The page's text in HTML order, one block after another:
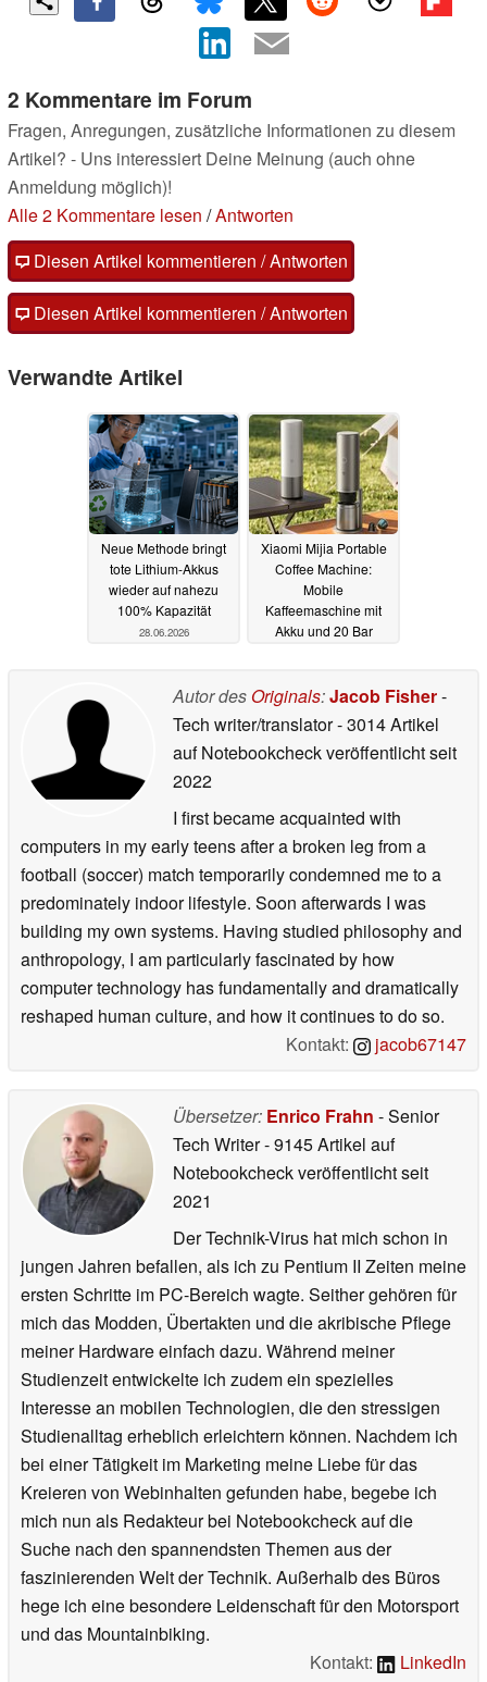
2 Kommentare im Forum
Fragen, Anregungen, zusätzliche Informationen zu diesem
Artikel? - Uns interessiert Deine Meinung (auch ohne
Anmeldung möglich)!
Alle 2 Kommentare lesen /Antworten
Diesen Artikel kommentieren / Antworten
Diesen Artikel kommentieren / Antworten
Verwandte Artikel
Neue Methode bringt
tote Lithium-Akkus
wieder auf nahezu
100% Kapazität
28.06.2026
Xiaomi Mijia Portable
Coffee Machine:
Mobile
Kaffeemaschine mit
Akku und 20 Bar
Autor des Originals:Jacob Fisher-
Tech writer/translator- 3014 Artikel
auf Notebookcheck veröffentlichtseit
2022
I first became acquainted with
computers in my early teens after a broken leg from a
football (soccer) match temporarily condemned me to a
predominately indoor lifestyle. Soon afterwards I was
building my own systems. Having studied philosophy and
anthropology, I am particularly fascinated by how
computer technology has fundamentally and dramatically
reshaped human culture, and how it continues to do so.
Kontakt:
jacob67147
Übersetzer: Enrico Frahn - Senior
Tech Writer- 9145 Artikel auf
Notebookcheck veröffentlichtseit
2021
Der Technik-Virus hat mich schon in
jungen Jahren befallen, als ich zu Pentium II Zeiten meine
ersten Schritte im PC-Bereich wagte. Seither gehören für
mich das Modden, Übertakten und die akribische Pflege
meiner Hardware einfach dazu. Während meiner
Studienzeit entwickelte ich zudem ein spezielles
Interesse an mobilen Technologien, die den stressigen
Studienalltag erheblich erleichtern können. Nachdem ich
bei einer Tätigkeit im Marketing meine Liebe für das
Kreieren von Webinhalten gefunden habe, begebe ich
mich nun als Redakteur bei Notebookcheck auf die
Suche nach den spannendsten Themen aus der
faszinierenden Welt der Technik. Außerhalb des Büros
hege ich eine besondere Leidenschaft für den Motorsport
und das Mountainbiking.
Kontakt:
LinkedIn